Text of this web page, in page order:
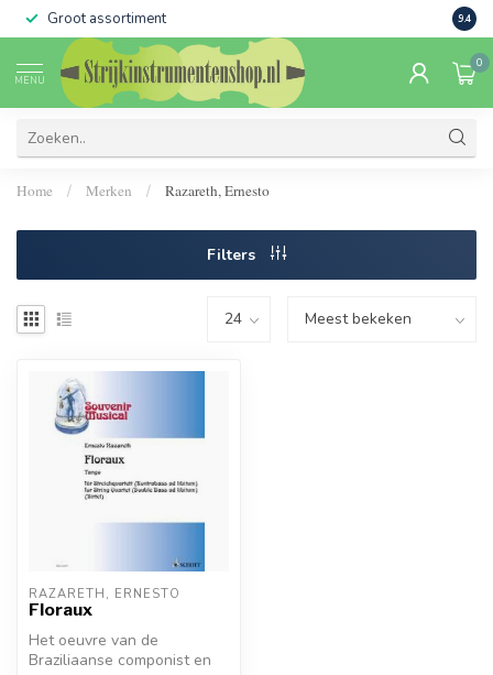
Groot assortiment 9.4
MENU
0
Home / Merken / Razareth, Ernesto
Filters
RAZARETH, ERNESTO
Floraux
Het oeuvre van de
Braziliaanse componist en